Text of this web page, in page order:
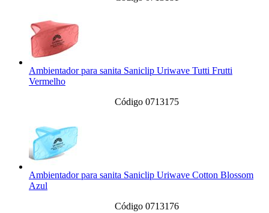
Ambientador para sanita Saniclip Uriwave Tutti Frutti
Vermelho
Código 0713175
Ambientador para sanita Saniclip Uriwave Cotton Blossom
Azul
Código 0713176